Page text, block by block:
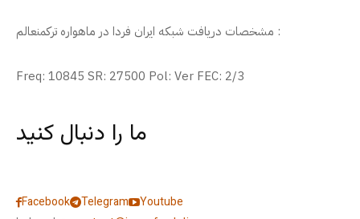
مشخصات دریافت شبکه ایران فردا در ماهواره ترکمنعالم :
Freq: 10845 SR: 27500 Pol: Ver FEC: 2/3
ما را دنبال کنید
Facebook Telegram
Youtube